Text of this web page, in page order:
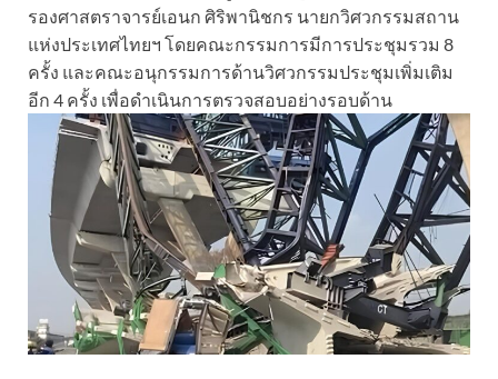
รองศาสตราจารย์เอนก ศิริพานิชกร นายกวิศวกรรมสถาน
แห่งประเทศไทยฯ โดยคณะกรรมการมีการประชุมรวม 8
ครั้ง และคณะอนุกรรมการด้านวิศวกรรมประชุมเพิ่มเติม
อีก 4 ครั้ง เพื่อดำเนินการตรวจสอบอย่างรอบด้าน